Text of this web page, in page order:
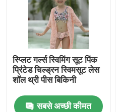
स्प्लिट गर्ल्स स्विमिंग सूट पिंक
प्रिंटेड चिल्ड्रन स्विमसूट लेस
शॉल थ्री पीस बिकिनी
सबसे अच्छी कीमत